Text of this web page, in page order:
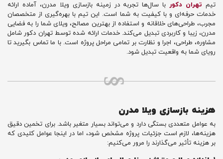
تیم تهران دکوربا سال‌ها تجربه در زمینه بازسازی ویلا مدرن، آماده ارائه
خدمات حرفه‌ای و با کیفیت به شما است. این تیم با بهره‌گیری از متخصصان
مجرب، طراحی‌های خلاقانه و استفاده از بهترین مصالح، ویلای شما را به فضایی
مدرن، زیبا و کاربردی تبدیل می‌کند. خدمات ارائه شده توسط تهران دکور شامل
مشاوره، طراحی، اجرا و نظارت بر تمامی مراحل پروژه است. با ما تماس بگیرید تا
رویای شما به واقعیت تبدیل شود.
هزینه بازسازی ویلا مدرن
به عوامل متعددی بستگی دارد و می‌تواند بسیار متغیر باشد. برای تخمین دقیق
هزینه‌ها، لازم است جزئیات پروژه مشخص شود، اما در اینجا عوامل کلیدی که
بر هزینه تأثیر می‌گذارند را مرور می‌کنیم: